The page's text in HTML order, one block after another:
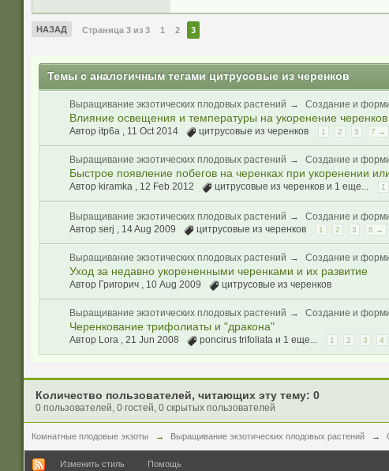
НАЗАД Страница 3 из 3 1 2 3
Темы с аналогичным тегами цитрусовые из черенков
Выращивание экзотических плодовых растений → Создание и
Влияние освещения и температуры на укоренение черенков
Автор itp6a , 11 Oct 2014 цитрусовые из черенков 1 2 3 7 →
Выращивание экзотических плодовых растений → Создание и
Быстрое появление побегов на черенках при укоренении
Автор kiramka , 12 Feb 2012 цитрусовые из черенков и 1 еще... 1
Выращивание экзотических плодовых растений → Создание и
Автор serj , 14 Aug 2009 цитрусовые из черенков 1 2 3 6 →
Выращивание экзотических плодовых растений → Создание и
Уход за недавно укорененными черенками и их развитие
Автор Григорич , 10 Aug 2009 цитрусовые из черенков
Выращивание экзотических плодовых растений → Создание и
Черенкование трифолиаты и "дракона"
Автор Lora , 21 Jun 2008 poncirus trifoliata и 1 еще... 1 2 3 4
Количество пользователей, читающих эту тему: 0
0 пользователей, 0 гостей, 0 скрытых пользователей
Комнатные плодовые экзоты → Выращивание экзотических плодовых растений →
Изменить стиль Помощь